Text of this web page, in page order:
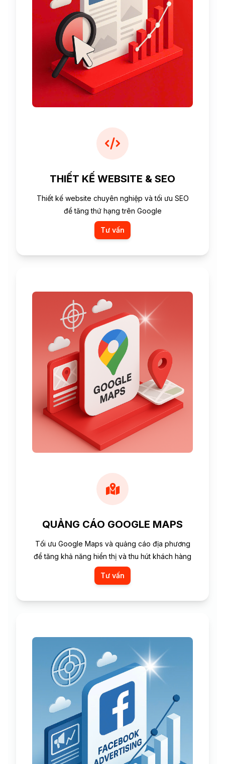
THIẾT KẾ WEBSITE & SEO
Thiết kế website chuyên nghiệp và tối ưu SEO
để tăng thứ hạng trên Google
Tư vấn
QUẢNG CÁO GOOGLE MAPS
Tối ưu Google Maps và quảng cáo địa phương
để tăng khả năng hiển thị và thu hút khách hàng
Tư vấn